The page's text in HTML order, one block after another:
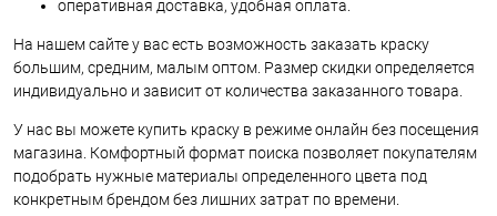
оперативная доставка, удобная оплата.
На нашем сайте у вас есть возможность заказать краску
большим, средним, малым оптом. Размер скидки определяется
индивидуально и зависит от количества заказанного товара.
У нас вы можете купить краску в режиме онлайн без посещения
магазина. Комфортный формат поиска позволяет покупателям
подобрать нужные материалы определенного цвета под
конкретным брендом без лишних затрат по времени.